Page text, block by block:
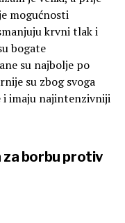
mogućnosti
krvni tlak i
bogate
su najbolje po
su zbog svoga
i imaju najintenzivniji
za borbu protiv